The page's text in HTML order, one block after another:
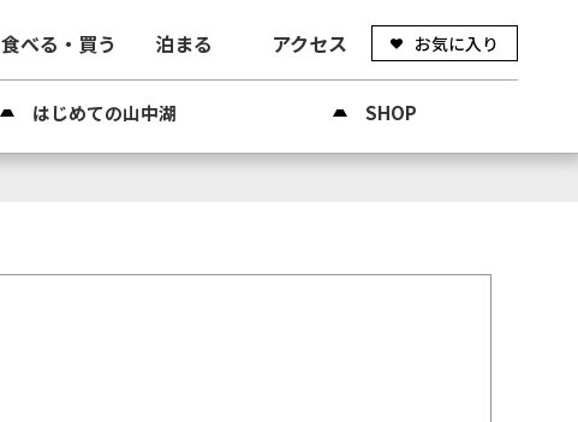
食べる・買う 泊まる アクセス お気に入り
はじめての山中湖 SHOP